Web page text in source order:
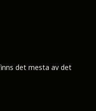
det mesta av det